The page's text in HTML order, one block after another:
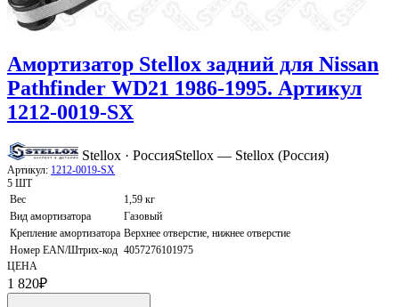
Амортизатор Stellox задний для Nissan
Pathfinder WD21 1986-1995. Артикул
1212-0019-SX
Stellox · РоссияStellox — Stellox (Россия)
Артикул: 1212-0019-SX
5 ШТ
Вес
1,59 кг
Вид амортизатора
Газовый
Крепление амортизатора Верхнее отверстие, нижнее отверстие
Номер EAN/Штрих-код 4057276101975
ЦЕНА
1 820₽